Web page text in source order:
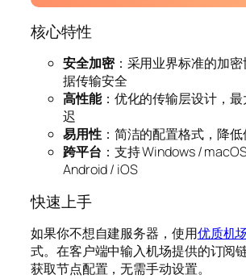
核心特性
安全加密：采用业界标准的加
据传输安全
高性能：优化的传输层设计，
迟
易用性：简洁的配置格式，降
跨平台 ：支持 Windows /
Android / iOS
快速上手
如果你不想自建服务器，使用优质机
式。在客户端中输入机场提供的订阅
获取节点配置，无需手动设置。